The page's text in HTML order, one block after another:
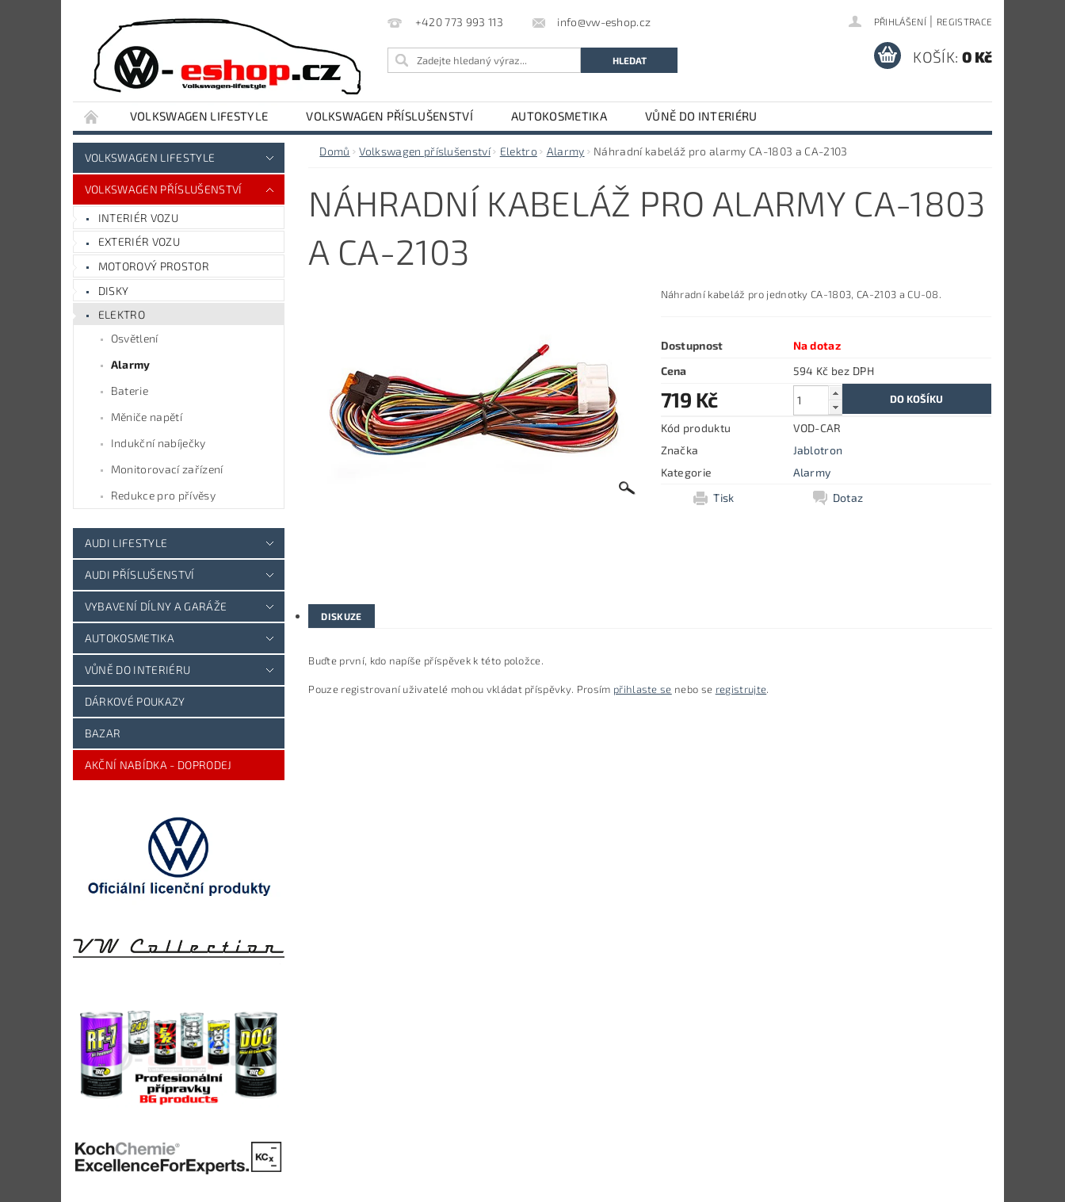
+420 773 993 113 info@vw-eshop.cz PŘIHLÁŠENÍ | REGISTRACE
KOŠÍK: 0 Kč
VOLKSWAGEN LIFESTYLE VOLKSWAGEN PŘÍSLUŠENSTVÍ AUTOKOSMETIKA
VŮNĚ DO INTERIÉRU
VYBAVENÍ DÍLNY A GARÁŽE
AUDI LIFESTYLE AUDI PŘÍSLUŠENSTVÍ
VOLKSWAGEN LIFESTYLE
VOLKSWAGEN PŘÍSLUŠENSTVÍ
INTERIÉR VOZU
EXTERIÉR VOZU
MOTOROVÝ PROSTOR
DISKY
ELEKTRO
Osvětlení
Alarmy
Baterie
Měniče napětí
Indukční nabíječky
Monitorovací zařízení
Redukce pro přívěsy
AUDI LIFESTYLE
AUDI PŘÍSLUŠENSTVÍ
VYBAVENÍ DÍLNY A GARÁŽE
AUTOKOSMETIKA
VŮNĚ DO INTERIÉRU
DÁRKOVÉ POUKAZY
BAZAR
AKČNÍ NABÍDKA - DOPRODEJ
Domů Volkswagen příslušenství Elektro Alarmy Náhradní kabeláž pro alarmy CA-1803 a CA-2103
NÁHRADNÍ KABELÁŽ PRO ALARMY CA-1803
A CA-2103
Náhradní kabeláž pro jednotky CA-1803, CA-2103 a CU-08.
Dostupnost
Na dotaz
Cena
594 Kč bez DPH
719 Kč
Kód produktu
VOD-CAR
Značka
Jablotron
Kategorie
Alarmy
Tisk
Dotaz
DISKUZE
Buďte první, kdo napíše příspěvek k této položce.
Pouze registrovaní uživatelé mohou vkládat příspěvky. Prosím přihlaste se nebo se registrujte.